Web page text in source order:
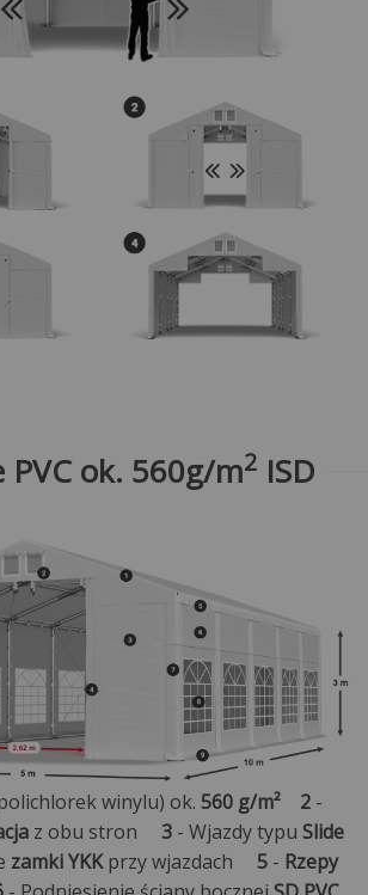
PVC ok. 560g/m2 ISD
winylu) ok. 560 g/m² 2-
z obu stron 3- Wjazdy typu Slide
zamki YKKprzy wjazdach 5- Rzepy